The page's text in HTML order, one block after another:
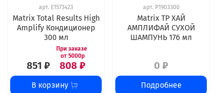
арт. E1573423
Matrix Total Results High
Amplify Кондиционер
300 мл
851 ₽ 808 ₽
В корзину
арт. P1903300
Matrix ТР ХАЙ
АМПЛИФАЙ СУХОЙ
ШАМПУНЬ 176 мл
0 ₽
Подробнее